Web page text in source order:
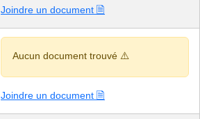
Joindre un document 🗎
Aucun document trouvé ⚠️
Joindre un document 🗎